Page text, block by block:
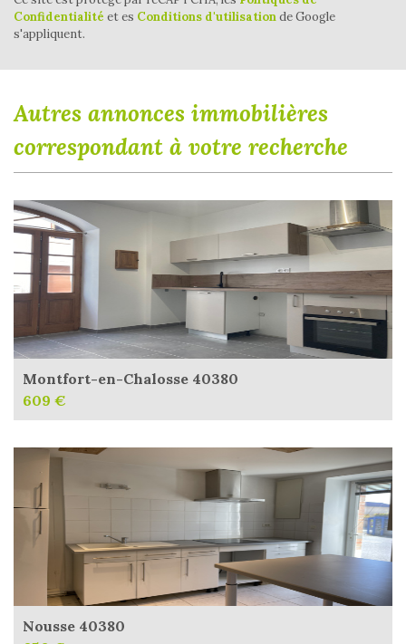
Familles avec 3 enfants
Confidentialité et es Conditions d'utilisationde Google
s'appliquent.
autres annonces immobilières
correspondant à votre recherche
Montfort-en-Chalosse 40380
609 €
Nousse 40380